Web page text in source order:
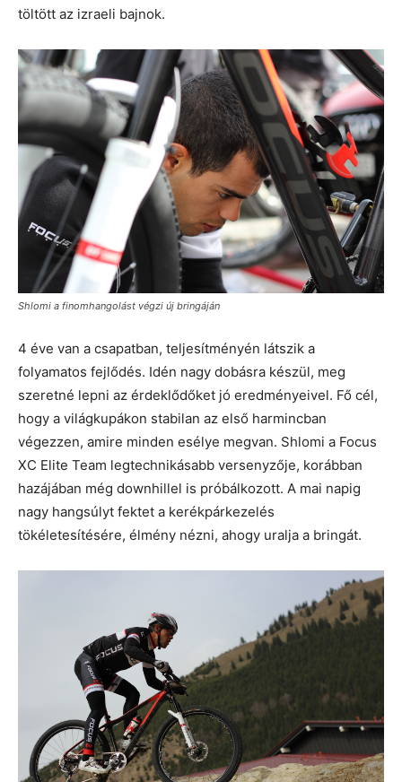
töltött az izraeli bajnok.
Shlomi a finomhangolást végzi új bringáján
4 éve van a csapatban, teljesítményén látszik a
folyamatos fejlődés. Idén nagy dobásra készül, meg
szeretné lepni az érdeklődőket jó eredményeivel. Fő cél,
hogy a világkupákon stabilan az első harmincban
végezzen, amire minden esélye megvan. Shlomi a Focus
XC Elite Team legtechnikásabb versenyzője, korábban
hazájában még downhillel is próbálkozott. A mai napig
nagy hangsúlyt fektet a kerékpárkezelés
tökéletesítésére, élmény nézni, ahogy uralja a bringát.